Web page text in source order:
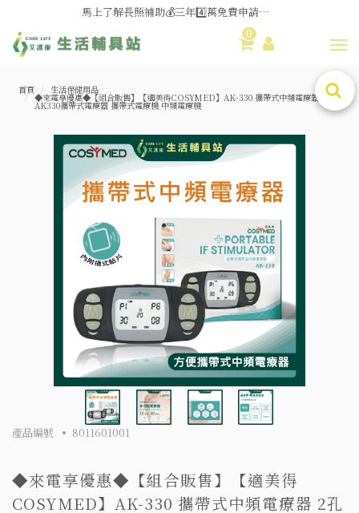
血壓原來要這樣量😮關鍵1️⃣點
馬上了解長照補助💰三年4️⃣萬免費申請，艾護康專人為您服務！
舊換新方案👍好評不斷~🆕品項更新中
😆備餐原來可以這麼輕鬆🎌KEWPIE介護食🍱營養均衡
0
首頁 生活保健用品
◆來電享優惠◆【組合販售】【適美得COSYMED】AK-330 攜帶式中頻電療器 2孔
AK330攜帶式電療器 攜帶式電療機 中頻電療機
產品編號 8011601001
◆來電享優惠◆【組合販售】【適美得
COSYMED】AK-330 攜帶式中頻電療器 2孔